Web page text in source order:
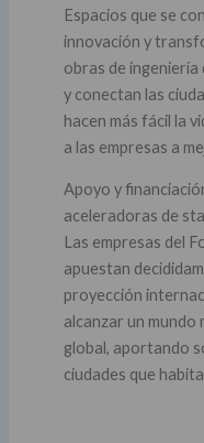
Espacios que se
innovación y
obras de
y conectan las
hacen más fácil la
a las empresas a
Apoyo y
aceleradoras de
Las empresas del
apuestan
proyección
alcanzar un mundo
global, aportando
ciudades que